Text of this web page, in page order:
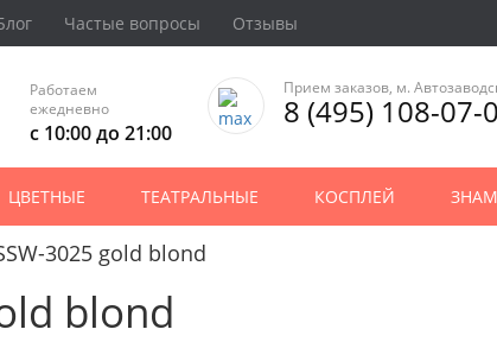
Частые вопросы Отзывы
Работаем
ежедневно
с 10:00 до 21:00
Прием заказов, м.
8 (495) 108-07-
ЦВЕТНЫЕ ТЕАТРАЛЬНЫЕ КОСПЛЕЙ
3025 gold blond
blond